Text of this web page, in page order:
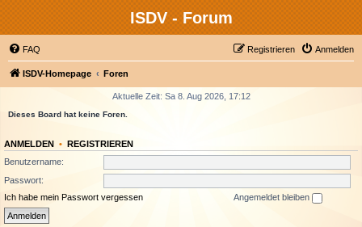
ISDV - Forum
FAQ Anmelden
Registrieren
ISDV-Homepage Foren
Aktuelle Zeit: Sa 8. Aug 2026, 17:12
Dieses Board hat keine Foren.
ANMELDEN • REGISTRIEREN
Benutzername:
Passwort:
Ich habe mein Passwort vergessen
Angemeldet bleiben